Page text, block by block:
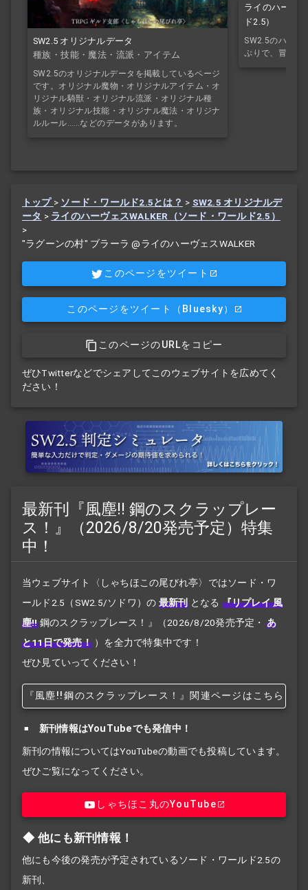
SW2.5 オリジナルデータ
種族・技能・魔法・流派・アイテム
SW2.5のオリジナルデータを掲載しているページ
です。オリジナル魔物・オリジナルアイテム・オ
リジナル騎獣・オリジナル流派・オリジナル種
族・オリジナル技能・オリジナル魔法・オリジナ
ルルール……などのデータがあります。
ライのハーヴ
ド2.5）
SW2.5のハーヴ
ぷりで、冒険者
トップ > ソード・ワールド2.5とは？ > SW2.5 オリジナルデ
ータ > ライのハーヴェスWALKER（ソード・ワールド2.5）
>
"ラグーンの村" ブラーラ @ライのハーヴェスWALKER
このページをツイート
このページをツイート （Bluesky）
このページのURLをコピー
ぜひTwitterなどでシェアしてこのウェブサイトを広めてく
ださい！
最新刊『風塵!! 鋼のスクラップレー
ス！』（2026/8/20発売予定）特集
中！
当ウェブサイト〈しゃちほこの尾びれ亭〉ではソード・ワ
ールド2.5（SW2.5/ソドワ）の 最新刊 となる 『リプレイ 風
塵!! 鋼のスクラップレース！』 （2026/8/20発売予定・ あ
と11日で発売！ ）を全力で特集中です！
ぜひ見ていってください！
『風塵!! 鋼のスクラップレース！』関連ページはこちら
新刊情報はYouTubeでも発信中！
新刊の情報についてはYouTubeの動画でも投稿しています。
ぜひご覧になってください。
しゃちほこ丸のYouTube
他にも新刊情報！
他にも今後の発売が予定されているソード・ワールド2.5の
新刊、